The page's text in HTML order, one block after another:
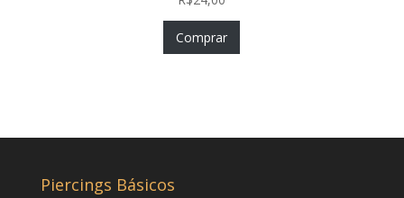
Comprar
Piercings Básicos